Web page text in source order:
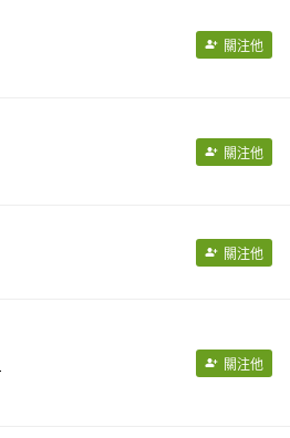
關注他
關注他
關注他
關注他